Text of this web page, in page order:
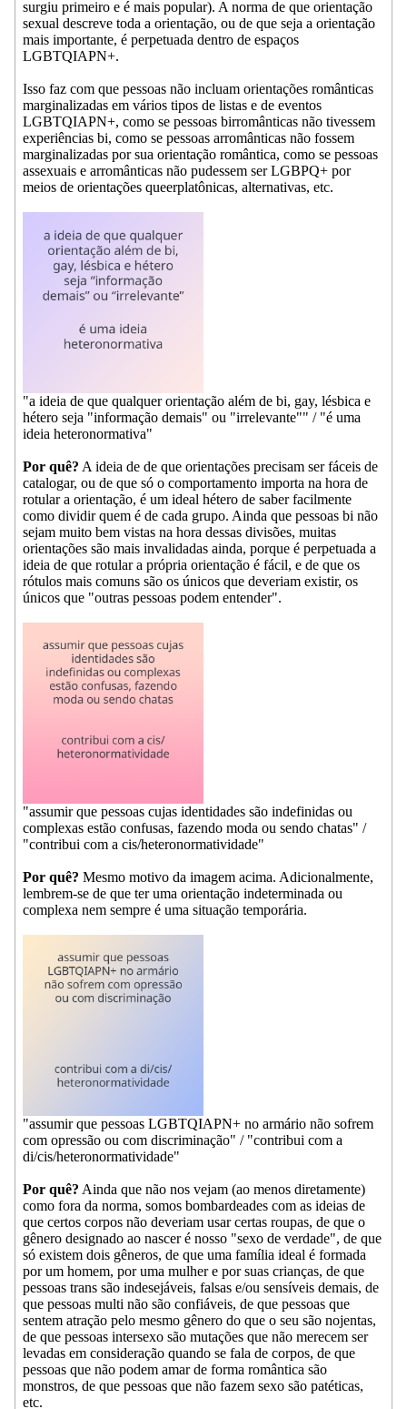
surgiu primeiro e é mais popular). A norma de que orientação
sexual descreve toda a orientação, ou de que seja a orientação
mais importante, é perpetuada dentro de espaços
LGBTQIAPN+.
Isso faz com que pessoas não incluam orientações românticas
marginalizadas em vários tipos de listas e de eventos
LGBTQIAPN+, como se pessoas birromânticas não tivessem
experiências bi, como se pessoas arromânticas não fossem
marginalizadas por sua orientação romântica, como se pessoas
assexuais e arromânticas não pudessem ser LGBPQ+ por
meios de orientações queerplatônicas, alternativas, etc.
"a ideia de que qualquer orientação além de bi, gay, lésbica e
hétero seja "informação demais" ou "irrelevante"" / "é uma
ideia heteronormativa"
Por quê? A ideia de de que orientações precisam ser fáceis de
catalogar, ou de que só o comportamento importa na hora de
rotular a orientação, é um ideal hétero de saber facilmente
como dividir quem é de cada grupo. Ainda que pessoas bi não
sejam muito bem vistas na hora dessas divisões, muitas
orientações são mais invalidadas ainda, porque é perpetuada a
ideia de que rotular a própria orientação é fácil, e de que os
rótulos mais comuns são os únicos que deveriam existir, os
únicos que "outras pessoas podem entender".
"assumir que pessoas cujas identidades são indefinidas ou
complexas estão confusas, fazendo moda ou sendo chatas" /
"contribui com a cis/heteronormatividade"
Por quê? Mesmo motivo da imagem acima. Adicionalmente,
lembrem-se de que ter uma orientação indeterminada ou
complexa nem sempre é uma situação temporária.
"assumir que pessoas LGBTQIAPN+ no armário não sofrem
com opressão ou com discriminação" / "contribui com a
di/cis/heteronormatividade"
Por quê? Ainda que não nos vejam (ao menos diretamente)
como fora da norma, somos bombardeades com as ideias de
que certos corpos não deveriam usar certas roupas, de que o
gênero designado ao nascer é nosso "sexo de verdade", de que
só existem dois gêneros, de que uma família ideal é formada
por um homem, por uma mulher e por suas crianças, de que
pessoas trans são indesejáveis, falsas e/ou sensíveis demais, de
que pessoas multi não são confiáveis, de que pessoas que
sentem atração pelo mesmo gênero do que o seu são nojentas,
de que pessoas intersexo são mutações que não merecem ser
levadas em consideração quando se fala de corpos, de que
pessoas que não podem amar de forma romântica são
monstros, de que pessoas que não fazem sexo são patéticas,
etc.